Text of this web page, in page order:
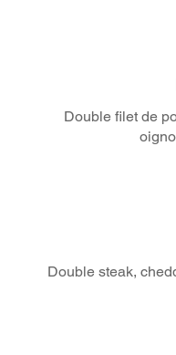
Double filet de
Double steak,